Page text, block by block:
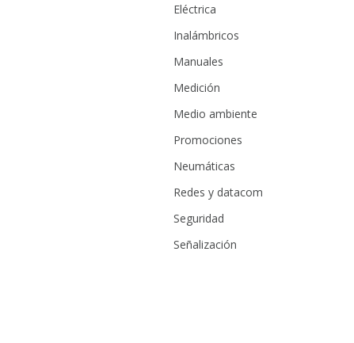
Eléctrica
Inalámbricos
Manuales
Medición
Medio ambiente
Promociones
Neumáticas
Redes y datacom
Seguridad
Señalización